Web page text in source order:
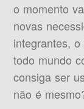
o momento
novas
integrantes,
todo mundo
consiga ser
não é